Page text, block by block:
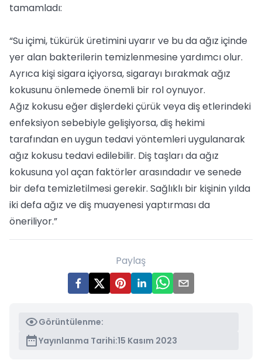
tamamladı:
“Su içimi, tükürük üretimini uyarır ve bu da ağız içinde
yer alan bakterilerin temizlenmesine yardımcı olur.
Ayrıca kişi sigara içiyorsa, sigarayı bırakmak ağız
kokusunu önlemede önemli bir rol oynuyor.
Ağız kokusu eğer dişlerdeki çürük veya diş etlerindeki
enfeksiyon sebebiyle gelişiyorsa, diş hekimi
tarafından en uygun tedavi yöntemleri uygulanarak
ağız kokusu tedavi edilebilir. Diş taşları da ağız
kokusuna yol açan faktörler arasındadır ve senede
bir defa temizletilmesi gerekir. Sağlıklı bir kişinin yılda
iki defa ağız ve diş muayenesi yaptırması da
öneriliyor.”
Paylaş
Görüntülenme:
Yayınlanma Tarihi:15 Kasım 2023